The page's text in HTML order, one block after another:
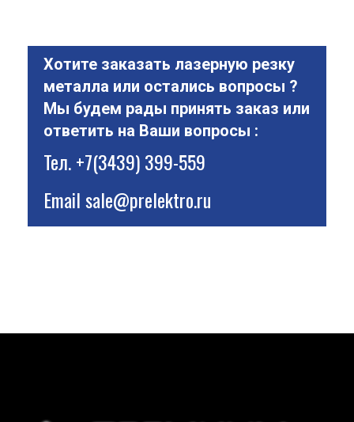
Хотите заказать лазерную резку
металла или остались вопросы ?
Мы будем рады принять заказ или
ответить на Ваши вопросы :
Тел.+7(3439) 399-559
Emailsale@prelektro.ru